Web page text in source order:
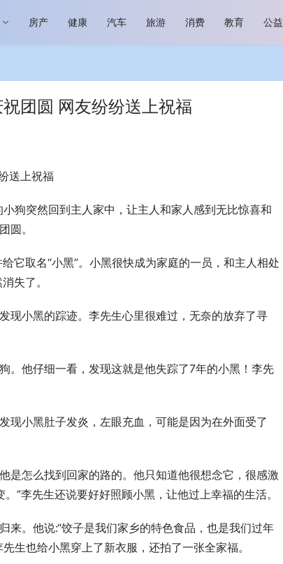
房产 健康 汽车 旅游 消费 教育 公益
团圆 网友纷纷送上祝福
送上祝福
狗突然回到主人家中，让主人和家人感到无比惊喜和
圆。
它取名“小黑”。小黑很快成为家庭的一员，和主人相处
失了。
现小黑的踪迹。李先生心里很难过，无奈的放弃了寻
。他仔细一看，发现这就是他失踪了7年的小黑！李先
现小黑肚子发炎，左眼充血，可能是因为在外面受了
是怎么找到回家的路的。他只知道他很想念它，很感激
”李先生还说要好好照顾小黑，让他过上幸福的生活。
来。他说:“饺子是我们家乡的特色食品，也是我们过年
生也给小黑穿上了新衣服，还拍了一张全家福。
展快车道 向“新”而